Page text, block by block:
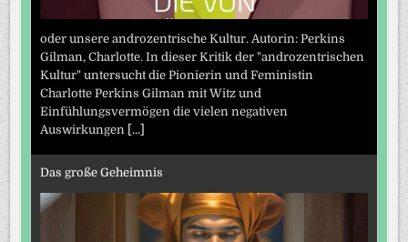
oder unsere androzentrische Kultur. Autorin: Perkins
Gilman, Charlotte. In dieser Kritik der "androzentrischen
Kultur" untersucht die Pionierin und Feministin
Charlotte Perkins Gilman mit Witz und
Einfühlungsvermögen die vielen negativen
Auswirkungen [...]
Das große Geheimnis